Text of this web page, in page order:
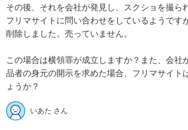
その後、それを会社が発見し、スクショを撮ら
フリマサイトに問い合わせをしているようです
削除しました。売っていません。
この場合は横領罪が成立しますか？また、会社
品者の身元の開示を求めた場合、フリマサイト
ょうか？
いあた さん